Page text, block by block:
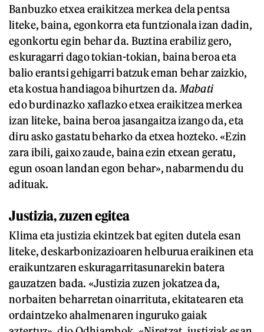
Banbuzko etxea eraikitzea merkea dela pentsa
liteke, baina, egonkorra eta funtzionala izan dadin,
egonkortu egin behar da. Buztina erabiliz gero,
eskuragarri dago tokian-tokian, baina beroa eta
balio erantsi gehigarri batzuk eman behar zaizkio,
eta kostua handiagoa bihurtzen da. Mabati
edoburdinazko xaflazko etxea eraikitzea merkea
izan liteke, baina beroa jasangaitza izango da, eta
diru asko gastatu beharko da etxea hozteko. «Ezin
zara ibili, gaixo zaude, baina ezin etxean geratu,
egun osoan landan egon behar», nabarmendu du
adituak.
Justizia, zuzen egitea
Klima eta justizia ekintzek bat egiten dutela esan
liteke, deskarbonizazioaren helburua eraikinen eta
eraikuntzaren eskuragarritasunarekin batera
gauzatzen bada. «Justizia zuzen jokatzea da,
norbaiten beharretan oinarrituta, ekitatearen eta
ordaintzeko ahalmenaren inguruko gaiak